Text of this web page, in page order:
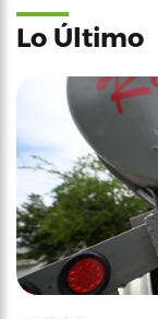
Lo Último